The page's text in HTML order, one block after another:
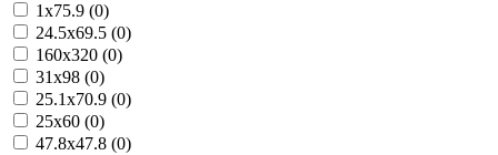
1x75.9 (0)
24.5x69.5 (0)
160x320 (0)
31x98 (0)
25.1x70.9 (0)
25x60 (0)
47.8x47.8 (0)